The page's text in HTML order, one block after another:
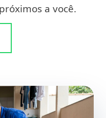
a você.